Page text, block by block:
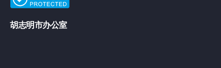
胡志明市办公室